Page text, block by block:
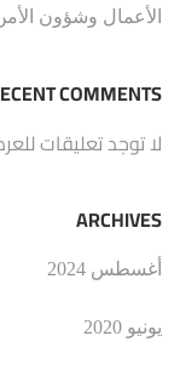
الأعمال وشؤون
COMMENTS
لا توجد تعليقات
ARCHIVES
أغسطس 2024
يونيو 2020